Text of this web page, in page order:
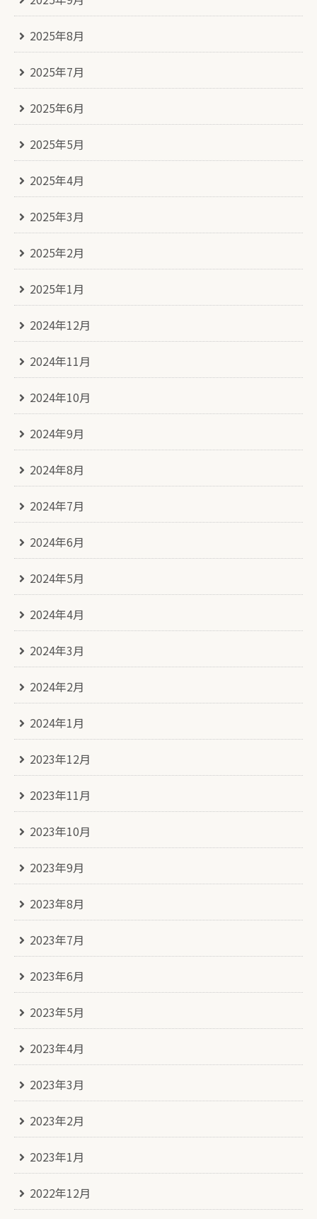
2025年8月
2025年7月
2025年6月
2025年5月
2025年4月
2025年3月
2025年2月
2025年1月
2024年12月
2024年11月
2024年10月
2024年9月
2024年8月
2024年7月
2024年6月
2024年5月
2024年4月
2024年3月
2024年2月
2024年1月
2023年12月
2023年11月
2023年10月
2023年9月
2023年8月
2023年7月
2023年6月
2023年5月
2023年4月
2023年3月
2023年2月
2023年1月
2022年12月